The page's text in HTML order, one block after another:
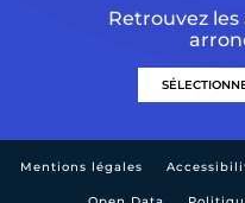
Retrouvez
Mentions légales